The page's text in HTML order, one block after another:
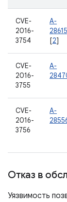
CVE-
2016-
3754
A-
[2]
CVE-
2016-
3755
A-
CVE-
2016-
3756
A-
Отказ в
Уязвимость